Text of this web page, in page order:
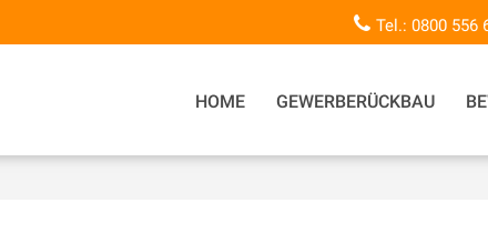
Tel.: 0800 556
HOME GEWERBERÜCKBAU